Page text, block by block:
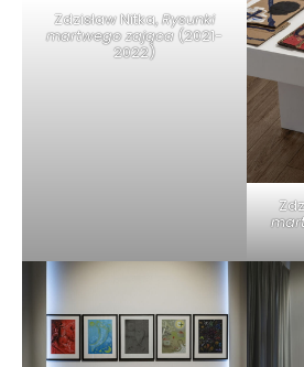
Zdzisław Nitka,Rysunki
martwego zająca (2021-
2022)